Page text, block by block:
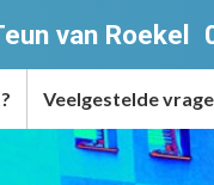
van Roekel
Veelgestelde